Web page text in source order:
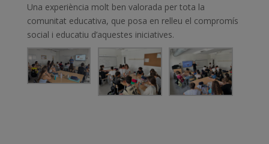
Una experiència molt ben valorada per tota la
comunitat educativa, que posa en relleu el compromís
social i educatiu d’aquestes iniciatives.